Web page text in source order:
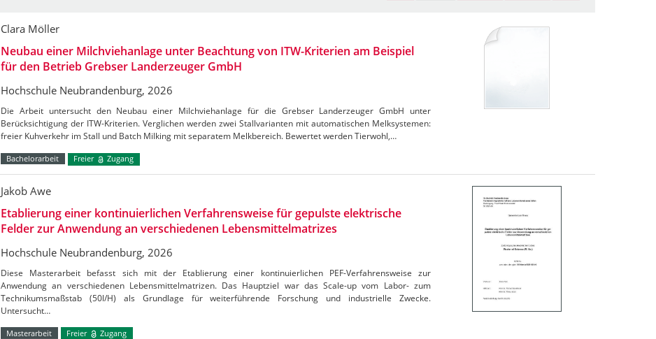
Clara Möller
Neubau einer Milchviehanlage unter Beachtung von ITW-Kriterien am Beispiel
für den Betrieb Grebser Landerzeuger GmbH
Hochschule Neubrandenburg, 2026
Die Arbeit untersucht den Neubau einer Milchviehanlage für die Grebser Landerzeuger GmbH unter
Berücksichtigung der ITW-Kriterien. Verglichen werden zwei Stallvarianten mit automatischen Melksystemen:
freier Kuhverkehr im Stall und Batch Milking mit separatem Melkbereich. Bewertet werden Tierwohl,…
Bachelorarbeit Freier Zugang
Jakob Awe
Etablierung einer kontinuierlichen Verfahrensweise für gepulste elektrische
Felder zur Anwendung an verschiedenen Lebensmittelmatrizes
Hochschule Neubrandenburg, 2026
Diese Masterarbeit befasst sich mit der Etablierung einer kontinuierlichen PEF-Verfahrensweise zur
Anwendung an verschiedenen Lebensmittelmatrizen. Das Hauptziel war das Scale-up vom Labor- zum
Technikumsmaßstab (50l/H) als Grundlage für weiterführende Forschung und industrielle Zwecke.
Untersucht…
Masterarbeit Freier Zugang